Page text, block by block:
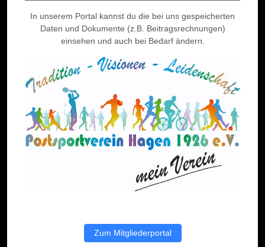
In unserem Portal kannst du die bei uns gespeicherten
Daten und Dokumente (z.B. Beitragsrechnungen)
einsehen und auch bei Bedarf ändern.
Zum Mitgliederportal